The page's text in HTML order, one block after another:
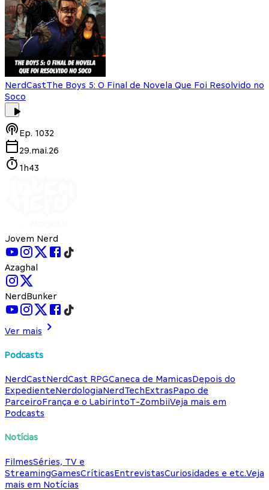
NerdCastThe Boys 5: O Final de Novela Que Foi Resolvido no
Soco
Ep. 1032
29.mai.26
1h43
Jovem Nerd
Azaghal
NerdBunker
Ver mais
Podcasts
NerdCastNerdCast RPGCaneca de MamicasDepois do
ExpedienteNerdologiaNerdTechExtrasPapo de
ParceiroFrança e o LabirintoT-ZombiiVeja mais em
Podcasts
Notícias
FilmesSéries, TV e
StreamingGamesCríticasEntrevistasCuriosidades e etc.Veja
mais em Notícias